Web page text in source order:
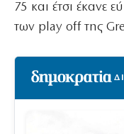
75 και έτσι έκανε
των play off της